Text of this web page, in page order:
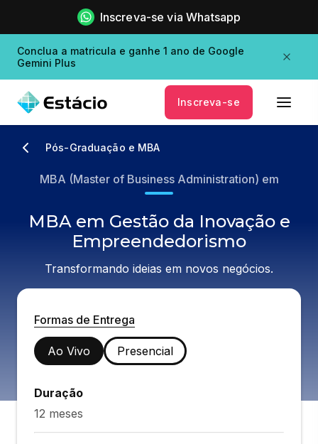
Inscreva-se via Whatsapp
Conclua a matricula e ganhe 1 ano de Google
Gemini Plus
Inscreva-se
Pós-Graduação e MBA
MBA (Master of Business Administration) em
MBA em Gestão da Inovação e
Empreendedorismo
Transformando ideias em novos negócios.
Formas de Entrega
Ao Vivo Presencial
Duração
12 meses